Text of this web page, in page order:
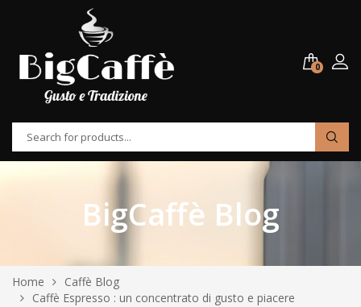
0
BigCaffè Blog
Home
Caffè Blog
Caffè Espresso : un concentrato di gusto e piacere